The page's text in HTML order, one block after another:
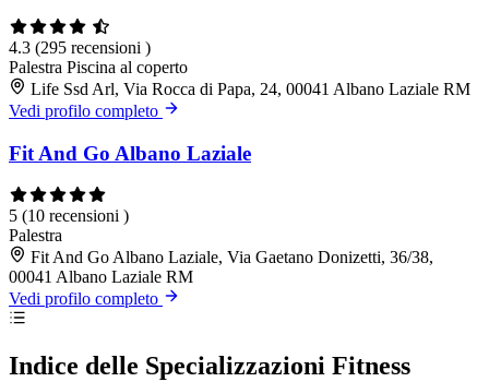
4.3 (295 recensioni )
Palestra Piscina al coperto
Life Ssd Arl, Via Rocca di Papa, 24, 00041 Albano Laziale RM
Vedi profilo completo
Fit And Go Albano Laziale
5 (10 recensioni )
Palestra
Fit And Go Albano Laziale, Via Gaetano Donizetti, 36/38,
00041 Albano Laziale RM
Vedi profilo completo
Indice delle Specializzazioni Fitness